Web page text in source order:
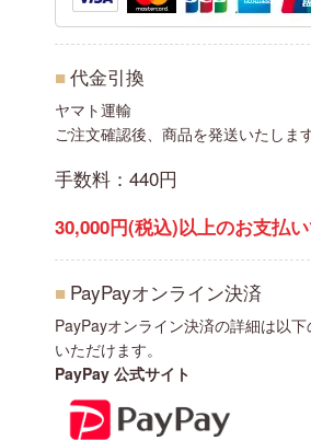
■代金引換
ヤマト運輸
ご注文確認後、商品を発送いたします
手数料：440円
30,000円(税込)以上のお支払
■ PayPayオンライン決済
PayPayオンライン決済の詳細は以
いただけます。
PayPay 公式サイト